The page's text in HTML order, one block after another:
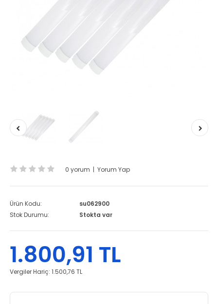
0 yorum | Yorum Yap
Ürün Kodu:
su062900
Stok Durumu:
Stokta var
1.800,91 TL
Vergiler Hariç: 1.500,76 TL